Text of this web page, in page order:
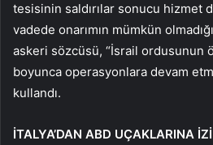
tesisinin saldırılar sonucu hizmet
vadede onarımın mümkün
askeri sözcüsü, “İsrail ordusunun
boyunca operasyonlara devam
kullandı.
İTALYA’DAN ABD UÇAKLARINA